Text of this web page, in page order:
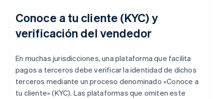
Conoce a tu cliente (KYC) y
verificación del vendedor
En muchas jurisdicciones, una plataforma que facilita
pagos a terceros debe verificar la identidad de dichos
terceros mediante un proceso denominado «Conoce a
tu cliente» (KYC). Las plataformas que omiten este